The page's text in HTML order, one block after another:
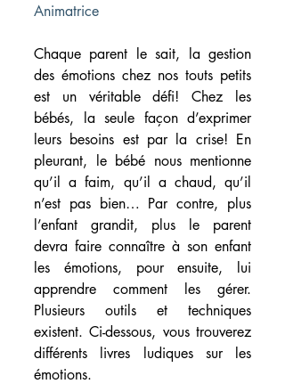
Animatrice
Chaque parent le sait, la gestion
des émotions chez nos touts petits
est un véritable défi! Chez les
bébés, la seule façon d’exprimer
leurs besoins est par la crise! En
pleurant, le bébé nous mentionne
qu’il a faim, qu’il a chaud, qu’il
n’est pas bien… Par contre, plus
l’enfant grandit, plus le parent
devra faire connaître à son enfant
les émotions, pour ensuite, lui
apprendre comment les gérer.
Plusieurs outils et techniques
existent. Ci-dessous, vous trouverez
différents livres ludiques sur les
émotions.